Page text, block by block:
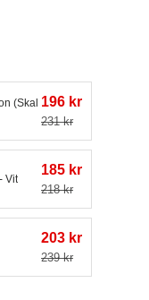
(Skal 196 kr
231 kr
Vit
185 kr
218 kr
203 kr
239 kr